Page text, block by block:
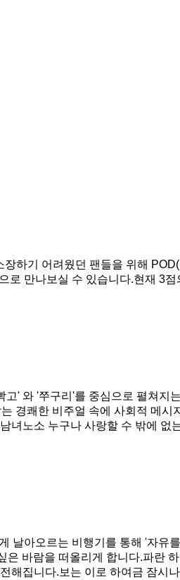
하기 어려웠던 팬들을 위해
로 만나보실 수 있습니다.현재 3점
' 와 '쭈구리'를 중심으로 펼쳐지
경쾌한 비주얼 속에 사회적 메시
녀노소 누구나 사랑할 수 밖에 없
날아오르는 비행기를 통해 '자유
은 바람을 떠올리게 합니다.파란
해집니다.보는 이로 하여금 잠시